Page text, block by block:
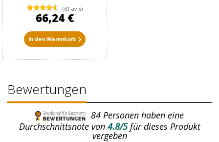
(61 avis)
66,24 €
in den Warenkorb
Bewertungen
84 Personen haben eine
Durchschnittsnote von4.8/5für dieses Produkt
vergeben